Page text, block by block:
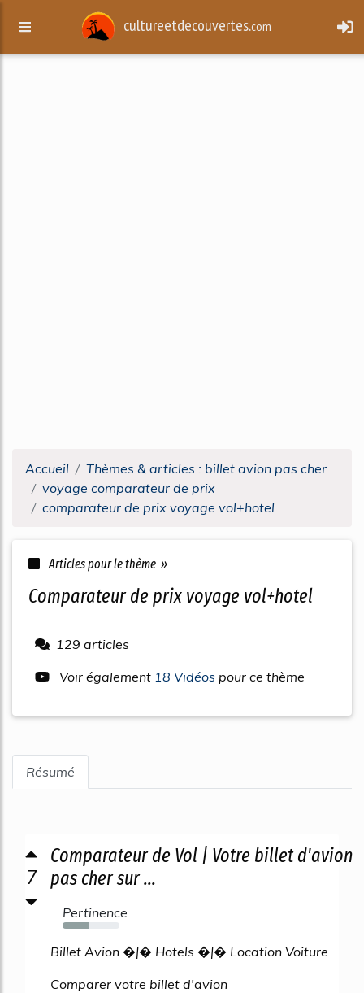
cultureetdecouvertes.com
Accueil
Thèmes & articles : billet avion pas cher
voyage comparateur de prix
comparateur de prix voyage vol+hotel
Articles pour le thème »
comparateur de prix voyage vol+hotel
129 articles
Voir également 18 Vidéos pour ce thème
Résumé
7
Comparateur de Vol | Votre billet d'avion
pas cher sur ...
Pertinence
46%
Billet Avion �|� Hotels �|� Location Voiture
Comparer votre billet d'avion